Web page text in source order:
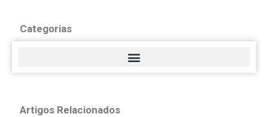
Categorias
Artigos Relacionados